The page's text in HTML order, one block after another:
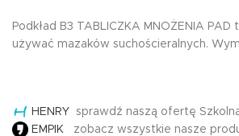
Podkład B3 TABLICZKA MNOŻENIA
używać mazaków suchościeralnych.
HENRY sprawdź naszą ofertę
EMPIK zobacz wszystkie nasze